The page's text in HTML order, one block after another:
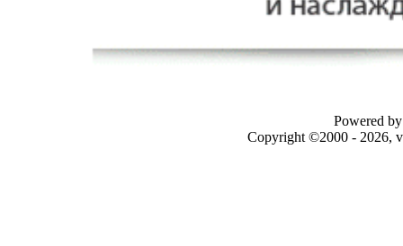
Powered
Copyright ©2000 - 2026,